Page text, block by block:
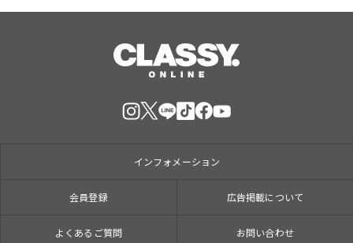
インフォメーション
会員登録 広告掲載について
よくあるご質問 お問い合わせ